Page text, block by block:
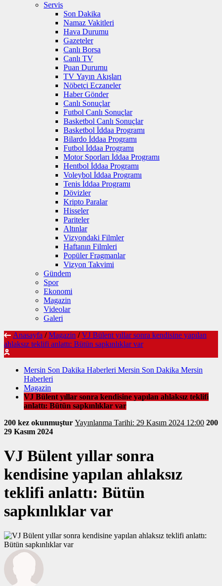
Servis
Son Dakika
Namaz Vakitleri
Hava Durumu
Gazeteler
Canlı Borsa
Canlı TV
Puan Durumu
TV Yayın Akışları
Nöbetçi Eczaneler
Haber Gönder
Canlı Sonuçlar
Futbol Canlı Sonuçlar
Basketbol Canlı Sonuçlar
Basketbol İddaa Programı
Bilardo İddaa Programı
Futbol İddaa Programı
Motor Sporları İddaa Programı
Hentbol İddaa Programı
Voleybol İddaa Programı
Tenis İddaa Programı
Dövizler
Kripto Paralar
Hisseler
Pariteler
Altınlar
Vizyondaki Filmler
Haftanın Filmleri
Popüler Fragmanlar
Vizyon Takvimi
Gündem
Spor
Ekonomi
Magazin
Videolar
Galeri
Anasayfa / Magazin / VJ Bülent yıllar sonra kendisine yapılan
ahlaksız teklifi anlattı: Bütün sapkınlıklar var
Mersin Son Dakika Haberleri Mersin Son Dakika Mersin
Haberleri
Magazin
VJ Bülent yıllar sonra kendisine yapılan ahlaksız teklifi
anlattı: Bütün sapkınlıklar var
200 kez okunmuştur
Yayınlanma Tarihi: 29 Kasım 2024 12:00 200
29 Kasım 2024
VJ Bülent yıllar sonra
kendisine yapılan ahlaksız
teklifi anlattı: Bütün
sapkınlıklar var